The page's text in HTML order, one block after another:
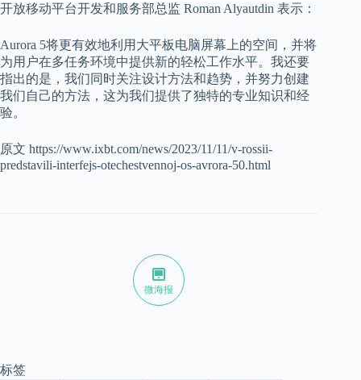
开放移动平台开发和服务部总监 Roman Alyautdin 表示：
Aurora 5将更有效地利用大平板电脑屏幕上的空间，并将
为用户在多任务环境中提供新的轻松工作水平。我还要
指出的是，我们同时关注设计方法和趋势，并努力创建
我们自己的方法，这为我们提供了独特的专业知识和经
验。
原文 https://www.ixbt.com/news/2023/11/11/v-rossii-
predstavili-interfejs-otechestvennoj-os-avrora-50.html
微海报
标签